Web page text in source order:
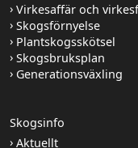
Virkesaffär och
Skogsförnyelse
Plantskogsskötsel
Skogsbruksplan
Generationsväxling
Skogsinfo
Aktuellt